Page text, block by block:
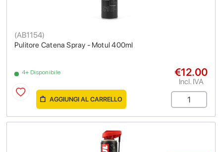
Pulitore Catena Spray - Motul 400ml
(AB1154)
4+ Disponibile €12.00
Incl. IVA
AGGIUNGI AL CARRELLO